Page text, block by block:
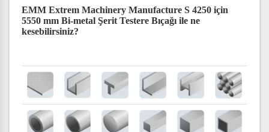
EMM Extrem Machinery Manufacture S 4250 için
5550 mm Bi-metal Şerit Testere Bıçağı ile ne
kesebilirsiniz?